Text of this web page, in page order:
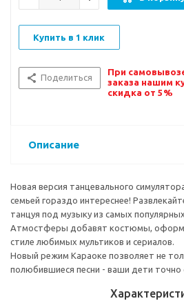
Купить в 1 клик
Поделиться
При
заказа нашим
скидка от 5%
Описание
Новая версия танцевального
семьей гораздо интереснее!
танцуя под музыку из самых
Атмостферы добавят костюмы,
стиле любимых мультиков и сериалов.
Новый режим Караоке позволяет не
полюбившиеся песни - ваши дети точно